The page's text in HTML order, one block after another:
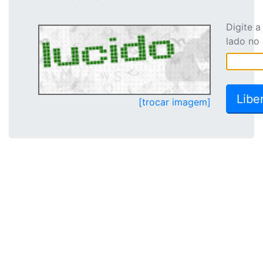
[trocar imagem]
Digite
lado no